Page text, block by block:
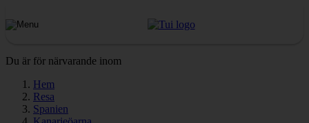
Du är för närvarande inom
Hem
Resa
Spanien